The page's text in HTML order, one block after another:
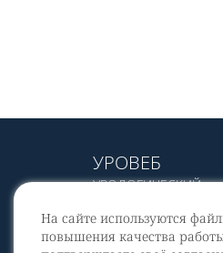
На сайте используются
повышения качества
УРОВЕБ
УРОЛОГИЧЕСКИЙ
© 2002 - 2026